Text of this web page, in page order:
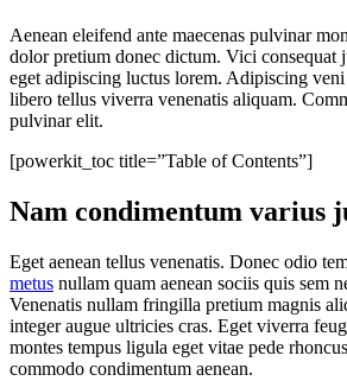
Aenean eleifend ante maecenas pulvinar
dolor pretium donec dictum. Vici consequat
eget adipiscing luctus lorem. Adipiscing
libero tellus viverra venenatis aliquam.
pulvinar elit.
[powerkit_toc title=”Table of Contents”]
Nam condimentum varius
Eget aenean tellus venenatis. Donec odio
metus nullam quam aenean sociis quis sem
Venenatis nullam fringilla pretium magnis
integer augue ultricies cras. Eget viverra
montes tempus ligula eget vitae pede
commodo condimentum aenean.